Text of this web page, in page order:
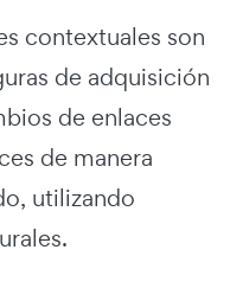
contextuales son
de adquisición
de enlaces
de manera
utilizando